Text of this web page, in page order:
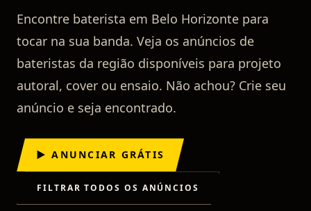
Encontre baterista em Belo Horizonte para
tocar na sua banda. Veja os anúncios de
bateristas da região disponíveis para projeto
autoral, cover ou ensaio. Não achou? Crie seu
anúncio e seja encontrado.
▶ ANUNCIAR GRÁTIS
FILTRAR TODOS OS ANÚNCIOS